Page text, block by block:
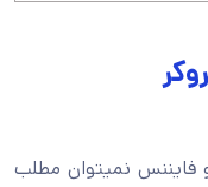
فایننس نمیتوان مطلب